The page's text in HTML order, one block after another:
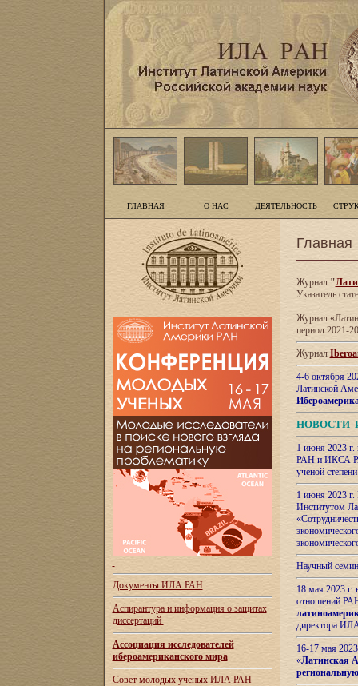
ГЛАВНАЯ О НАС ДЕЯТЕЛЬНОСТЬ
Документы ИЛА РАН
Аспирантура и информация о защитах
диссертаций
Ассоциация исследователей
ибероамериканского мира
Совет молодых ученых ИЛА РАН
Главная
Журнал"
Указатель
Журнал
период 2021-
Журнал
4-6 октября
Латинской
НОВОСТИ
1 июня 2023
РАН и ИКСА
ученой
1 июня 2023
Институтом
Научный
18 мая 2023
отношений
директора
16-17 мая
«Латинская